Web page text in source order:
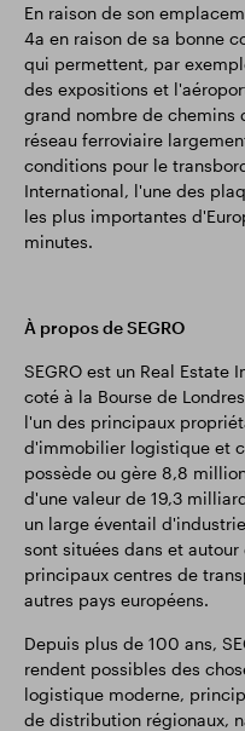
En raison de son
4a en raison de sa bonne
qui permettent, par
des expositions et
grand nombre de chemins
réseau ferroviaire
conditions pour le
International, l'une des
les plus importantes
minutes.
À propos de SEGRO
SEGRO est un Real Estate
coté à la Bourse de
l'un des principaux
d'immobilier logistique et
possède ou gère 8,8
d'une valeur de 19,3
un large éventail
sont situées dans et
principaux centres de
autres pays européens.
Depuis plus de 100 ans,
rendent possibles des
logistique moderne,
de distribution régionaux,